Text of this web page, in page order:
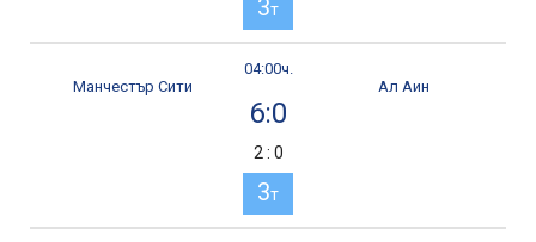
3т
04:00ч.
Манчестър Сити
6:0
Ал Аин
2 : 0
3т